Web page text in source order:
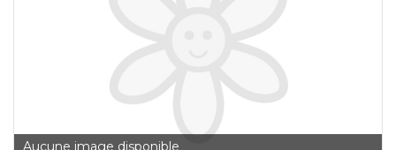
Calendrier horticole
Emplois
Aucune image disponible